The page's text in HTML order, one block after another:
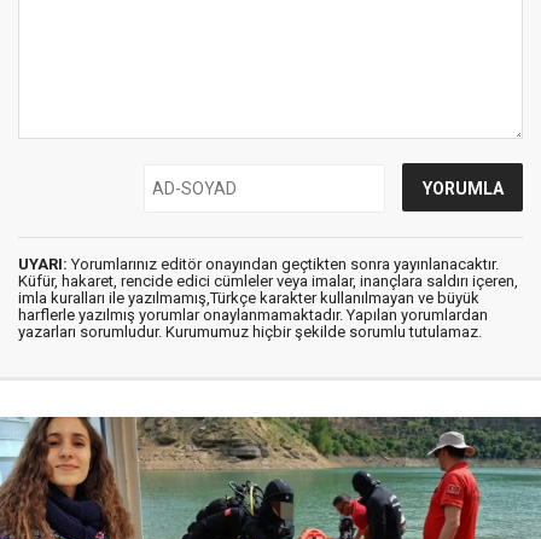
UYARI: Yorumlarınız editör onayından geçtikten sonra yayınlanacaktır.
Küfür, hakaret, rencide edici cümleler veya imalar, inançlara saldırı içeren,
imla kuralları ile yazılmamış,Türkçe karakter kullanılmayan ve büyük
harflerle yazılmış yorumlar onaylanmamaktadır. Yapılan yorumlardan
yazarları sorumludur. Kurumumuz hiçbir şekilde sorumlu tutulamaz.